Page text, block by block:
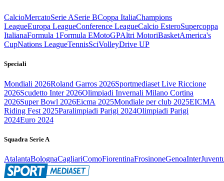
CalcioMercatoSerie ASerie BCoppa ItaliaChampions
LeagueEuropa LeagueConference LeagueCalcio EsteroSupercoppa
ItalianaFormula 1Formula EMotoGPAltri MotoriBasketAmerica's
CupNations LeagueTennisSciVolleyDrive UP
Speciali
Mondiali 2026Roland Garros 2026Sportmediaset Live Riccione
2026Scudetto Inter 2026Olimpiadi Invernali Milano Cortina
2026Super Bowl 2026Eicma 2025Mondiale per club 2025EICMA
Riding Fest 2025Paralimpiadi Parigi 2024Olimpiadi Parigi
2024Euro 2024
Squadra Serie A
AtalantaBolognaCagliariComoFiorentinaFrosinoneGenoaInter